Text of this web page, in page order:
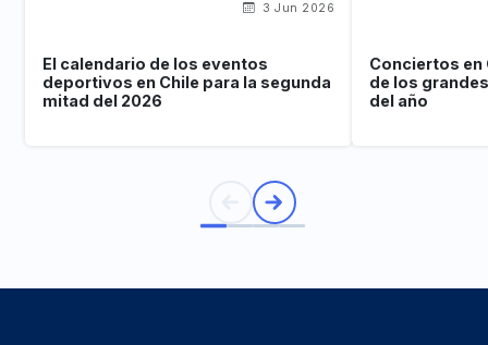
3 Jun 2026
El calendario de los eventos
deportivos en Chile para la segunda
mitad del 2026
Conciertos en
de los
del año